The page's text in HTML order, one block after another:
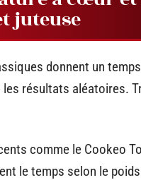
juteuse
donnent un
résultats aléatoires.
comme le Cookeo
le temps selon le